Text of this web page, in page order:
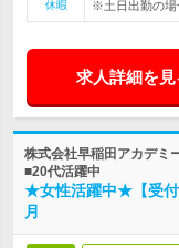
休暇
※土日出勤の場
求人詳細を見
株式会社早稲田アカデミ
■20代活躍中
★女性活躍中★【受付
月